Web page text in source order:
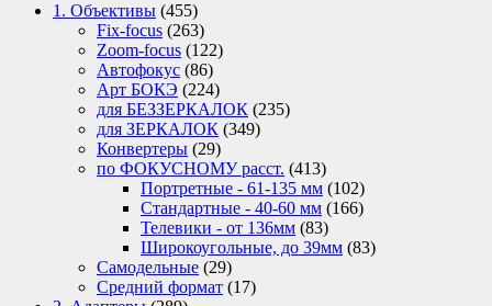
1. Объективы (455)
Fix-focus (263)
Zoom-focus (122)
Автофокус (86)
Арт БОКЭ (224)
для БЕЗЗЕРКАЛОК (235)
для ЗЕРКАЛОК (349)
Конвертеры (29)
по ФОКУСНОМУ расст. (413)
Портретные - 61-135 мм (102)
Стандартные - 40-60 мм (166)
Телевики - от 136мм (83)
Широкоугольные, до 39мм (83)
Самодельные (29)
Средний формат (17)